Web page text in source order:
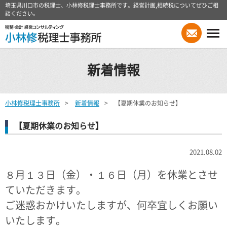
埼玉県川口市の税理士、小林修税理士事務所です。経営計画,相続税についてぜひご相
談ください。
新着情報
小林修税理士事務所 新着情報 【夏期休業のお知らせ】
【夏期休業のお知らせ】
2021.08.02
８月１３日（金）・１６日（月）を休業とさせ
ていただきます。
ご迷惑おかけいたしますが、何卒宜しくお願い
いたします。